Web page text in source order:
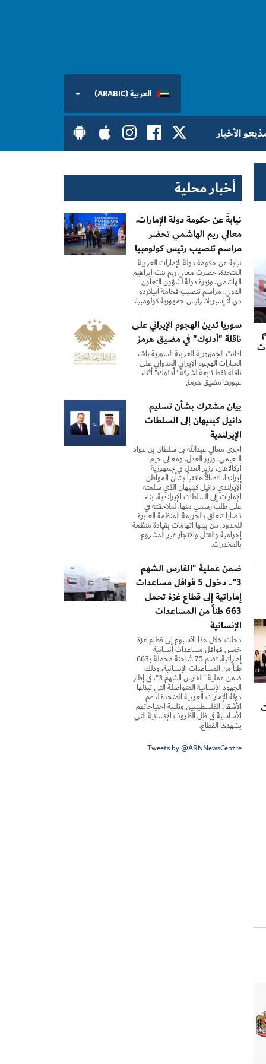
العربية (ARABIC)
الأخبار
أخبار محلية
نيابةً عن حكومة دولة الإمارات،
معالي ريم الهاشمي تحضر
مراسم تنصيب رئيس كولومبيا
نيابةً عن حكومة دولة الإمارات العربية
المتحدة، حضرت معالي ريم بنت إبراهيم
الهاشمي، وزيرة دولة لشؤون التعاون
الدولي، مراسم تنصيب فخامة أبيلاردو
دي لا إسبريلا، رئيس جمهورية كولومبيا.
سوريا تدين الهجوم الإيراني على
ناقلة "أدنوك" في مضيق هرمز ‏
أدانت الجمهورية العربية السورية بأشد
العبارات الهجوم الإيراني العدواني على
‏ناقلة نفط تابعة لشركة "أدنوك" أثناء
عبورها مضيق هرمز.
بيان مشترك بشأن تسليم
دانيل كينيهان إلى السلطات
الإيرلندية
أجرى معالي عبدالله بن سلطان بن عواد
النعيمي، وزير العدل، ومعالي جيم
أوكالاهان، وزير العدل في جمهورية
إيرلندا، اتصالاً هاتفياً بشأن المواطن
الإيرلندي دانيل كينيهان الذي سلمته
الإمارات إلى السلطات الإيرلندية، بناء
على طلب رسمي منها، لملاحقته في
قضايا تتعلق بالجريمة المنظمة العابرة
للحدود، من بينها اتهامات بقيادة منظمة
إجرامية والقتل والاتجار غير المشروع
بالمخدرات.
ضمن عملية "الفارس الشهم
3".. دخول 5 قوافل مساعدات
إماراتية إلى قطاع غزة تحمل
663 طناً من المساعدات
الإنسانية
دخلت خلال هذا الأسبوع إلى قطاع غزة
خمس قوافل مساعدات إنسانية
إماراتية، تضم 75 شاحنة محملة بـ663
طناً من المساعدات الإنسانية، وذلك
ضمن عملية "الفارس الشهم 3"، في إطار
الجهود الإنسانية المتواصلة التي تبذلها
دولة الإمارات العربية المتحدة لدعم
الأشقاء الفلسطينيين وتلبية احتياجاتهم
الأساسية في ظل الظروف الإنسانية التي
يشهدها القطاع.
Tweets by @ARNNewsCentre